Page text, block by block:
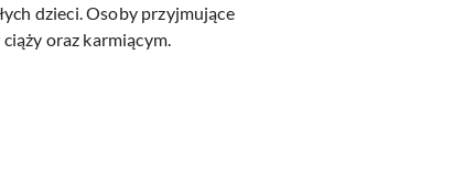
dzieci. Osoby przyjmujące
oraz karmiącym.